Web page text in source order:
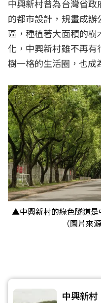
中興新村曾為台灣省政
的都市設計，規畫成
區，種植著大面積的
化，中興新村雖不再
樹一格的生活圈，也成
▲中興新村的綠色隧道是
（圖片來
中興新村